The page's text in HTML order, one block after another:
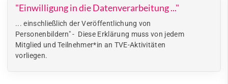
"Einwilligung in die Datenverarbeitung ..."
... einschließlich der Veröffentlichung von
Personenbildern" - Diese Erklärung muss von jedem
Mitglied und Teilnehmer*in an TVE-Aktivitäten
vorliegen.